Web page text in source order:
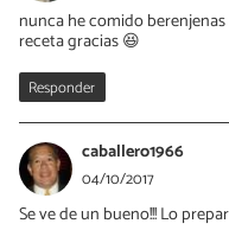
nunca he comido
receta gracias 😆
Responder
caballero1966
04/10/2017
Se ve de un bueno!!! Lo